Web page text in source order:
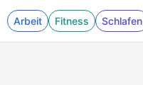
Arbeit Fitness Schlafen